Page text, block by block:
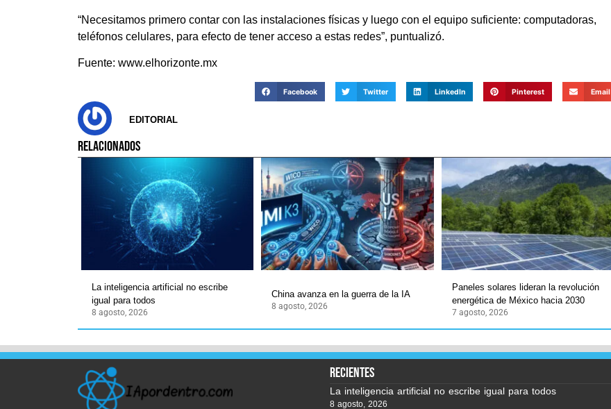
“Necesitamos primero contar con las instalaciones físicas y luego con el equipo suficiente: computadoras,
teléfonos celulares, para efecto de tener acceso a estas redes”, puntualizó.
Fuente: www.elhorizonte.mx
Facebook Twitter LinkedIn Pinterest Email
EDITORIAL
RELACIONADOS
La inteligencia artificial no escribe
igual para todos
8 agosto, 2026
China avanza en la guerra de la IA
8 agosto, 2026
Paneles solares lideran la revolución
energética de México hacia 2030
7 agosto, 2026
recientes
La inteligencia artificial no escribe igual para todos
8 agosto, 2026